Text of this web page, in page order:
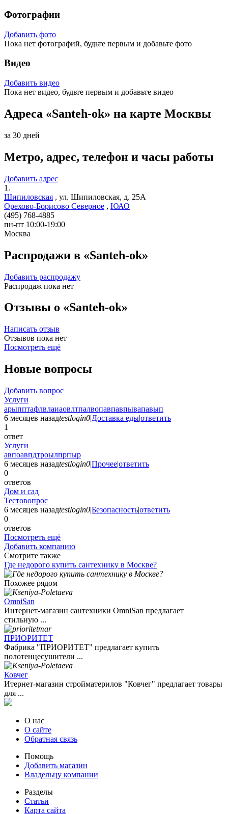
Фотографии
Добавить фото
Пока нет фотографий, будьте первым и добавьте фото
Видео
Добавить видео
Пока нет видео, будьте первым и добавьте видео
Адреса «Santeh-ok» на карте Москвы
за 30 дней
Метро, адрес, телефон и часы работы
Добавить адрес
1.
Шипиловская , ул. Шипиловская, д. 25А
Орехово-Борисово Северное , ЮАО
(495) 768-4885
пн-пт 10:00-19:00
Москва
Распродажи в «Santeh-ok»
Добавить распродажу
Распродаж пока нет
Отзывы о «Santeh-ok»
Написать отзыв
Отзывов пока нет
Посмотреть ещё
Новые вопросы
Добавить вопрос
Услуги
арыпптафлвлаиаовлтпалвопавпавпывапавып
6 месяцев назадtestlogin0|Доставка еды|ответить
1
ответ
Услуги
авпоавпдтроылпрпыр
6 месяцев назадtestlogin0|Прочее|ответить
0
ответов
Дом и сад
Тестовопрос
6 месяцев назадtestlogin0|Безопасность|ответить
0
ответов
Посмотреть ещё
Добавить компанию
Смотрите также
Где недорого купить сантехнику в Москве?
Похожее рядом
OmniSan
Интернет-магазин сантехники OmniSan предлагает
стильную ...
ПРИОРИТЕТ
Фабрика "ПРИОРИТЕТ" предлагает купить
полотенцесушители ...
Ковчег
Итернет-магазин стройматерилов "Ковчег" предлагает товары
для ...
О нас
О сайте
Обратная связь
Помощь
Добавить магазин
Владельцу компании
Разделы
Статьи
Карта сайта